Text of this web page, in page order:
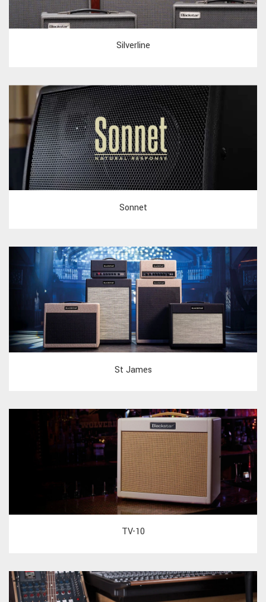
Silverline
Sonnet
St James
TV-10